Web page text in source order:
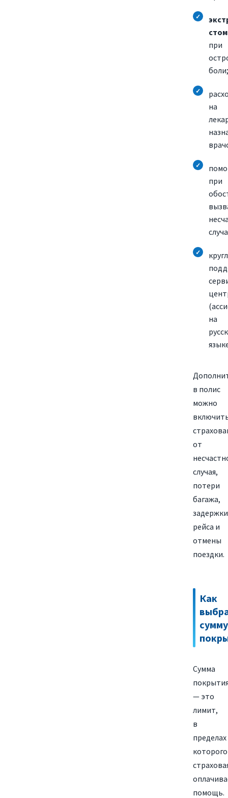
при
боли;
на
при
на
в полис
можно
от
случая,
потери
багажа,
задержки
рейса и
отмены
поездки.
Как
сумму
Сумма
— это
лимит,
в
пределах
которого
помощь.